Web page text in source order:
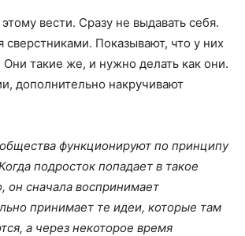
вести. Сразу не выдавать себя.
сверстниками. Показывают, что у них
такие же, и нужно делать как они.
дополнительно накручивают
функционируют по принципу
подросток попадает в такое
он сначала воспринимает
принимает те идеи, которые там
а через некоторое время